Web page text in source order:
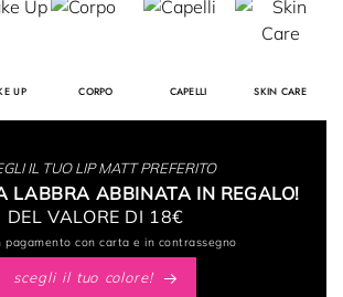
UP CORPO CAPELLI SKIN CARE
IL TUO LIP MATT PREFERITO
LABBRA ABBINATA IN REGALO!
DEL VALORE DI 18€
pagamento con carta e in contrassegno
scegli il tuo colore!